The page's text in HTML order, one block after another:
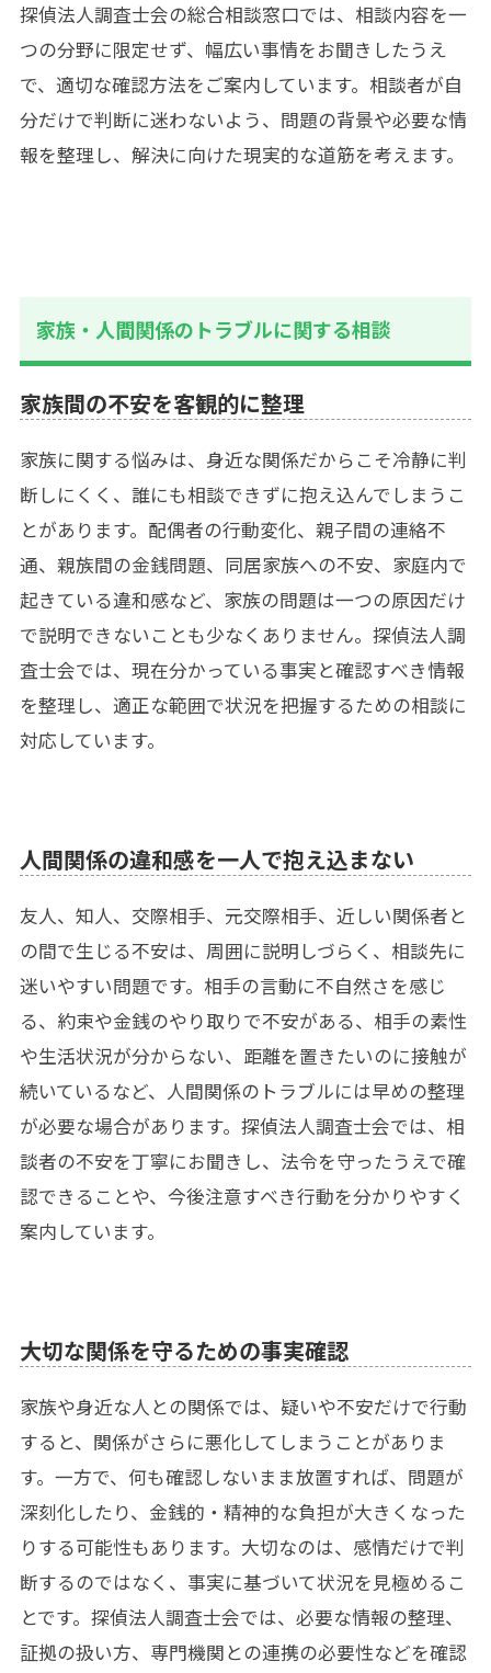
探偵法人調査士会の総合相談窓口では、相談内容を一
つの分野に限定せず、幅広い事情をお聞きしたうえ
で、適切な確認方法をご案内しています。相談者が自
分だけで判断に迷わないよう、問題の背景や必要な情
報を整理し、解決に向けた現実的な道筋を考えます。
家族・人間関係のトラブルに関する相談
家族間の不安を客観的に整理
家族に関する悩みは、身近な関係だからこそ冷静に判
断しにくく、誰にも相談できずに抱え込んでしまうこ
とがあります。配偶者の行動変化、親子間の連絡不
通、親族間の金銭問題、同居家族への不安、家庭内で
起きている違和感など、家族の問題は一つの原因だけ
で説明できないことも少なくありません。探偵法人調
査士会では、現在分かっている事実と確認すべき情報
を整理し、適正な範囲で状況を把握するための相談に
対応しています。
人間関係の違和感を一人で抱え込まない
友人、知人、交際相手、元交際相手、近しい関係者と
の間で生じる不安は、周囲に説明しづらく、相談先に
迷いやすい問題です。相手の言動に不自然さを感じ
る、約束や金銭のやり取りで不安がある、相手の素性
や生活状況が分からない、距離を置きたいのに接触が
続いているなど、人間関係のトラブルには早めの整理
が必要な場合があります。探偵法人調査士会では、相
談者の不安を丁寧にお聞きし、法令を守ったうえで確
認できることや、今後注意すべき行動を分かりやすく
案内しています。
大切な関係を守るための事実確認
家族や身近な人との関係では、疑いや不安だけで行動
すると、関係がさらに悪化してしまうことがありま
す。一方で、何も確認しないまま放置すれば、問題が
深刻化したり、金銭的・精神的な負担が大きくなった
りする可能性もあります。大切なのは、感情だけで判
断するのではなく、事実に基づいて状況を見極めるこ
とです。探偵法人調査士会では、必要な情報の整理、
証拠の扱い方、専門機関との連携の必要性などを確認